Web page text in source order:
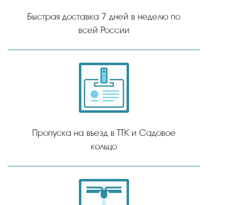
Быстрая доставка 7 дней в неделю по
всей России
Пропуска на въезд в ТТК и Садовое
кольцо